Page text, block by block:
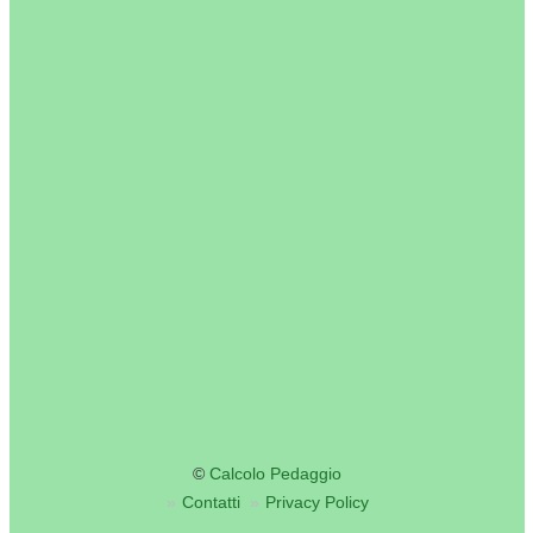
© Calcolo Pedaggio
Contatti
Privacy Policy